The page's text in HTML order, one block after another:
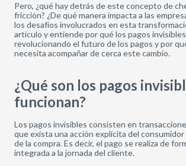
Pero, ¿qué hay detrás de este concepto de
fricción? ¿De qué manera impacta a las
los desafíos involucrados en esta
artículo y entiende por qué los pagos
revolucionando el futuro de los pagos y por
necesita acompañar de cerca este cambio.
¿Qué son los pagos
funcionan?
Los pagos invisibles consisten en
que exista una acción explícita del consumidor
de la compra. Es decir, el pago se realiza de
integrada a la jornada del cliente.